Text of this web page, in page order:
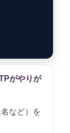
がやりが
など）を